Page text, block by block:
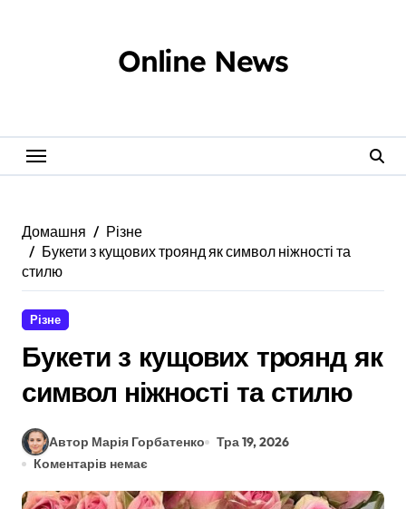
Online News
Домашня
Різне
Букети з кущових троянд як символ ніжності та
стилю
Різне
Букети з кущових троянд як
символ ніжності та стилю
Автор Марія Горбатенко
Тра 19, 2026
Коментарів немає